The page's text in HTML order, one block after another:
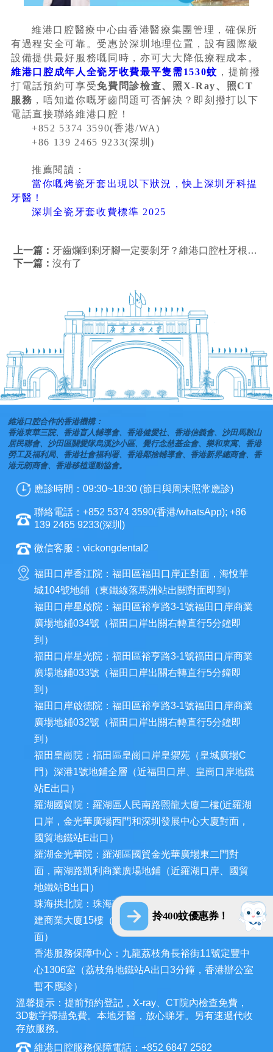
維港口腔醫療中心由香港醫療集團管理，確保所
有過程安全可靠。受惠於深圳地理位置，設有國際級
設備提供最好服務嘅同時，亦可大大降低療程成本。
維港口腔成年人全瓷牙收費最平隻需1530蚊 ，提前撥
打電話預約可享受免費問診檢查、照X-Ray、照CT
服務 ，唔知道你嘅牙齒問題可否解決？即刻撥打以下
電話直接聯絡維港口腔！
+852 5374 3590(香港/WA)
+86 139 2465 9233(深圳)
推薦閱讀：
當你嘅烤瓷牙套出現以下狀況，快上深圳牙科揾
牙醫！
深圳全瓷牙套收費標準 2025
上一篇： 牙齒爛到剩牙腳一定要剝牙？維港口腔杜牙根+打牙樁係咩？殘根去留全解析！
下一篇：沒有了
拎400蚊優惠券！
維港口腔合作的香港機構：
香港東華三院、香港盲人輔導會、香港健愛社、香港信義會、沙田馬鞍山
居民聯會、沙田區關愛隊烏溪沙小區、覺行念慈基金會、樂和東寓、香港
勞工及福利局、香港社會福利署、香港鄰捨輔導會、香港新界總商會、香
港元朗商會、香港移植運動協會。
應診時間：09:30~18:30 (節日與周末照常應診)
聯絡電話：+852 5374 3590(香港/whatsApp); +86
139 2465 9233(深圳)
微信客服：vickongdental2
福田口岸香江院：福田區福田口岸正對面，海悅華
城104號地鋪（東鐵線落馬洲站出關對面即到）
福田口岸星啟院：福田區裕亨路3-1號福田口岸商業
廣場地鋪034號（福田口岸出關右轉直行5分鐘即
到）
福田口岸星光院：福田區裕亨路3-1號福田口岸商業
廣場地鋪033號（福田口岸出關右轉直行5分鐘即
到）
福田口岸啟德院：福田區裕亨路3-1號福田口岸商業
廣場地鋪032號（福田口岸出關右轉直行5分鐘即
到）
福田皇崗院：福田區皇崗口岸皇禦苑（皇城廣場C
門）深港1號地鋪全層（近福田口岸、皇崗口岸地鐵
站E出口）
羅湖國貿院：羅湖區人民南路熙龍大廈二樓(近羅湖
口岸，金光華廣場西門和深圳發展中心大廈對面，
國貿地鐵站E出口）
羅湖金光華院：羅湖區國貿金光華廣場東二門對
面，南湖路凱利商業廣場地鋪（近羅湖口岸、國貿
地鐵站B出口）
珠海拱北院：珠海市香洲區拱北迎賓南路1155號中
建商業大廈15樓（近拱北口岸，迎賓百貨廣場對
面）
香港服務保障中心：九龍荔枝角長裕街11號定豐中
心1306室（荔枝角地鐵站A出口3分鐘，香港辦公室
暫不應診）
溫馨提示：提前預約登記，X-ray、CT院內檢查免費，
3D數字掃描免費。本地牙醫，放心睇牙。另有速遞代收
存放服務。
維港口腔服務保障電話：+852 6847 2582